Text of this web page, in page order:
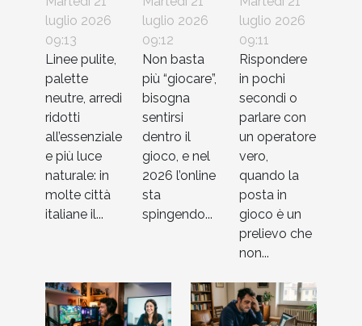
sta
cambiando
l’estetica
delle case
italiane
luglio 2026
09:13
Linee pulite,
palette
neutre, arredi
ridotti
all’essenziale
e più luce
naturale: in
molte città
italiane il...
online:
oltre le
semplici
regole
luglio 2026
09:12
Non basta
più “giocare”,
bisogna
sentirsi
dentro il
gioco, e nel
2026 l’online
sta
spingendo...
Evoluzione
del
supporto
nei casinò
virtuali
luglio 2026
09:11
Rispondere
in pochi
secondi o
parlare con
un operatore
vero,
quando la
posta in
gioco è un
prelievo che
non...